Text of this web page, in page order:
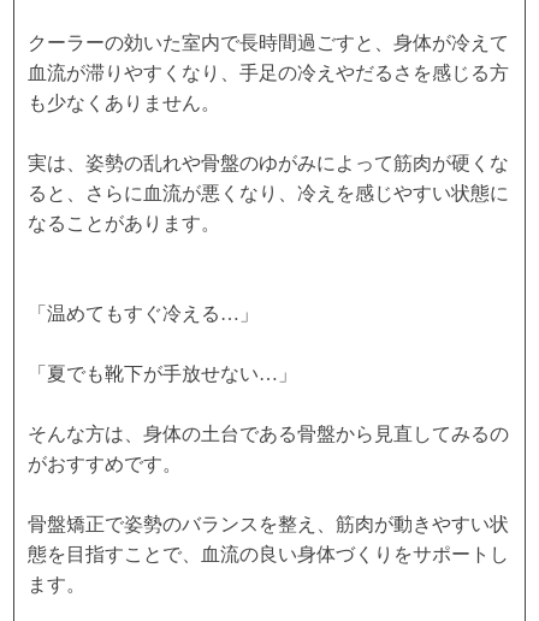
クーラーの効いた室内で長時間過ごすと、身体が冷えて
血流が滞りやすくなり、手足の冷えやだるさを感じる方
も少なくありません。
実は、姿勢の乱れや骨盤のゆがみによって筋肉が硬くな
ると、さらに血流が悪くなり、冷えを感じやすい状態に
なることがあります。
「温めてもすぐ冷える…」
「夏でも靴下が手放せない…」
そんな方は、身体の土台である骨盤から見直してみるの
がおすすめです。
骨盤矯正で姿勢のバランスを整え、筋肉が動きやすい状
態を目指すことで、血流の良い身体づくりをサポートし
ます。